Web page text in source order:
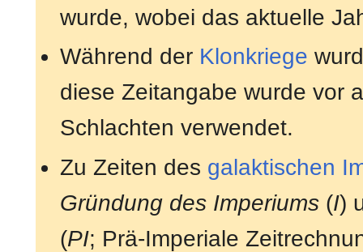
wurde, wobei das aktuelle
Während der Klonkriege
diese Zeitangabe wurde vor
Schlachten verwendet.
Zu Zeiten des galaktischen
Gründung des Imperiums (I)
(PI; Prä-Imperiale